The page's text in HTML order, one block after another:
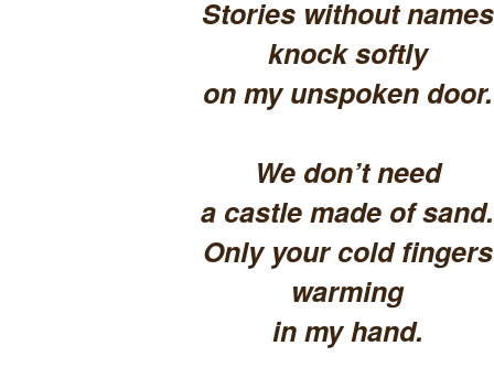
Stories without names
knock softly
on my unspoken door.
We don’t need
a castle made of sand.
Only your cold fingers
warming
in my hand.